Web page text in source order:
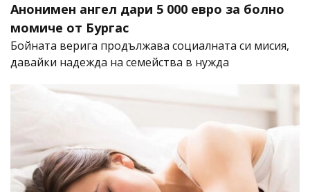
Анонимен ангел дари 5 000 евро за болно
момиче от Бургас
Бойната верига продължава социалната си мисия,
давайки надежда на семейства в нужда